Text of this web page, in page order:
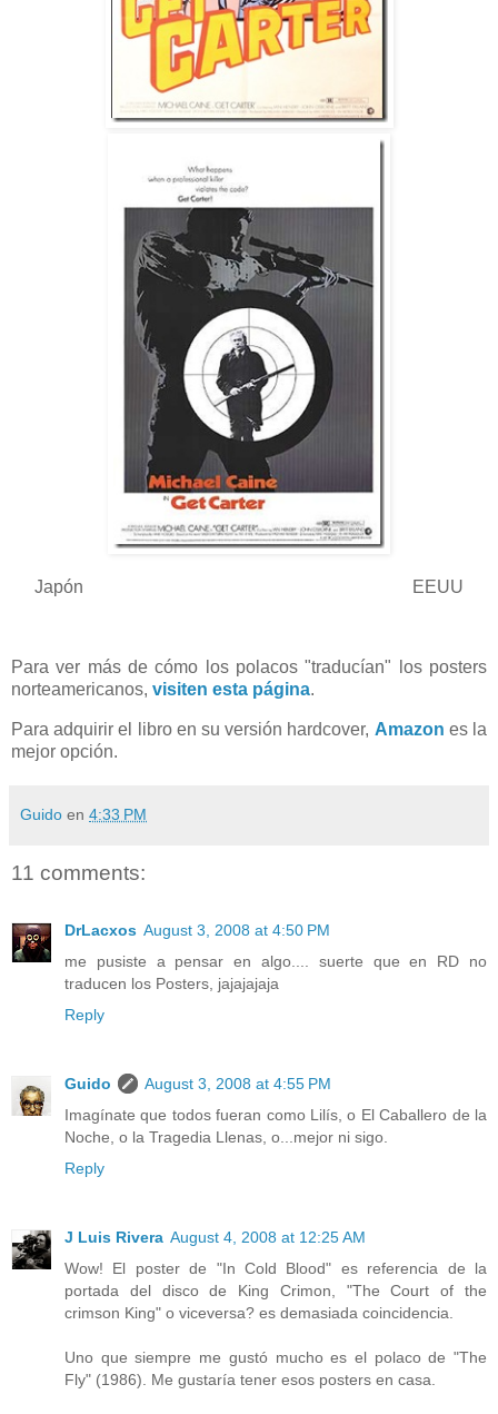
Japón EEUU
Para ver más de cómo los polacos "traducían" los posters
norteamericanos, visiten esta página.
Para adquirir el libro en su versión hardcover, Amazon es la
mejor opción.
Guido en 4:33 PM
11 comments:
DrLacxos August 3, 2008 at 4:50 PM
me pusiste a pensar en algo.... suerte que en RD no
traducen los Posters, jajajajaja
Reply
Guido
August 3, 2008 at 4:55 PM
Imagínate que todos fueran como Lilís, o El Caballero de la
Noche, o la Tragedia Llenas, o...mejor ni sigo.
Reply
J Luis Rivera August 4, 2008 at 12:25 AM
Wow! El poster de "In Cold Blood" es referencia de la
portada del disco de King Crimon, "The Court of the
crimson King" o viceversa? es demasiada coincidencia.
Uno que siempre me gustó mucho es el polaco de "The
Fly" (1986). Me gustaría tener esos posters en casa.